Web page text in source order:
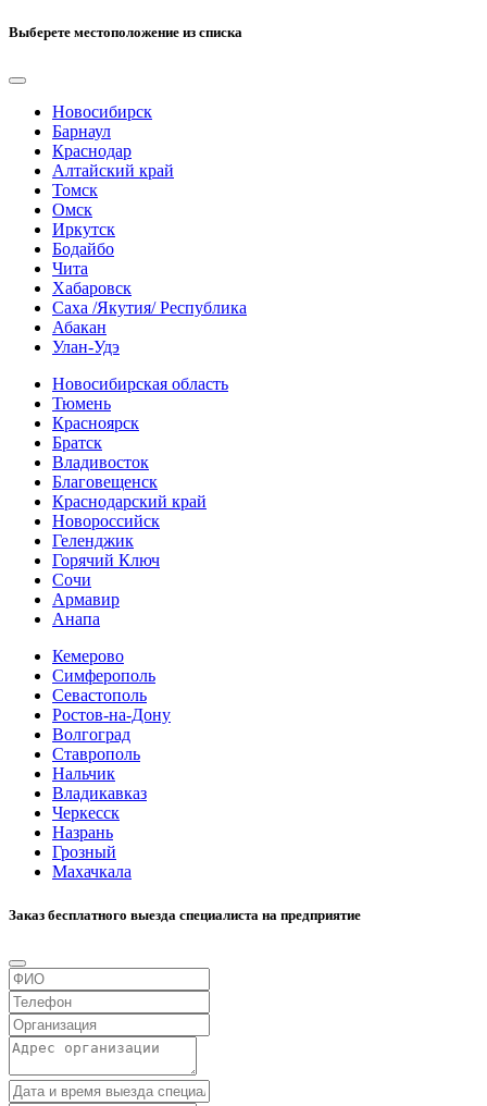
Выберете местоположение из списка
Новосибирск
Барнаул
Краснодар
Алтайский край
Томск
Омск
Иркутск
Бодайбо
Чита
Хабаровск
Саха /Якутия/ Республика
Абакан
Улан-Удэ
Новосибирская область
Тюмень
Красноярск
Братск
Владивосток
Благовещенск
Краснодарский край
Новороссийск
Геленджик
Горячий Ключ
Сочи
Армавир
Анапа
Кемерово
Симферополь
Севастополь
Ростов-на-Дону
Волгоград
Ставрополь
Нальчик
Владикавказ
Черкесск
Назрань
Грозный
Махачкала
Заказ бесплатного выезда специалиста на предприятие